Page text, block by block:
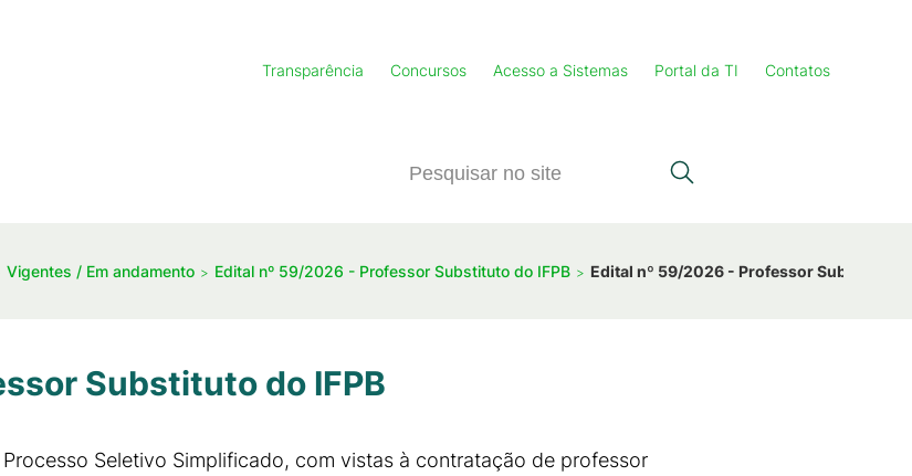
Transparência Concursos Acesso a Sistemas Portal da TI Contatos
Vigentes / Em andamento Edital nº 59/2026 - Professor Substituto do IFPB Edital nº 59/2026 - Professor Substituto
Substituto do IFPB
Seletivo Simplificado, com vistas à contratação de professor